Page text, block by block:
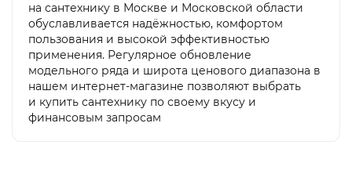
на сантехнику в Москве и Московской области
обуславливается надёжностью, комфортом
пользования и высокой эффективностью
применения. Регулярное обновление
модельного ряда и широта ценового диапазона в
нашем интернет-магазине позволяют выбрать
и купить сантехнику по своему вкусу и
финансовым запросам